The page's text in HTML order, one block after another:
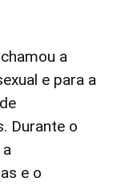
a
e para a
Durante o
e o